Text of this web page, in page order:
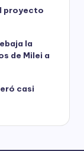
proyecto
la
de Milei a
casi